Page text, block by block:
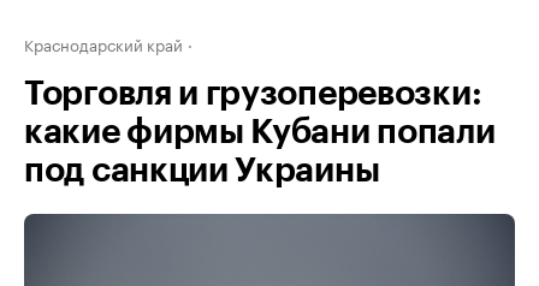
Краснодарский край
Торговля и грузоперевозки:
какие фирмы Кубани попали
под санкции Украины